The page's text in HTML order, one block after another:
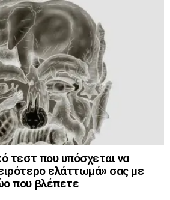
τεστ που υπόσχεται να
ελάττωμά» σας με
που βλέπετε